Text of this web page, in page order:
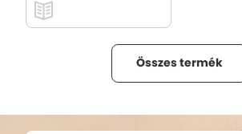
Összes termék